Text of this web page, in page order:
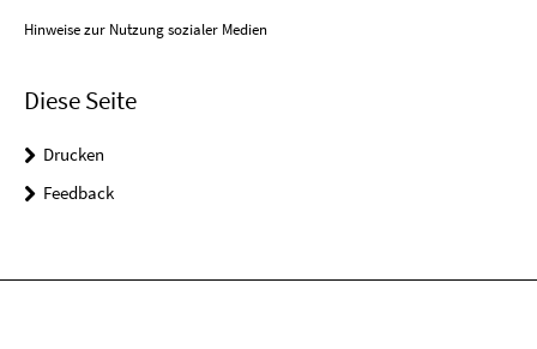
Hinweise zur Nutzung sozialer Medien
Diese Seite
Drucken
Feedback